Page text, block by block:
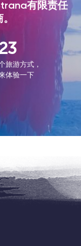
有限责任
23
旅游方式，
体验一下